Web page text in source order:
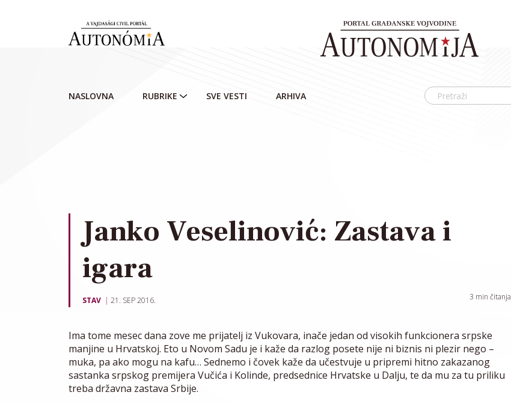
NASLOVNA RUBRIKE SVE VESTI ARHIVA
Janko Veselinović: Zastava i
igara
STAV 21. SEP 2016. 3 min čitanja
Ima tome mesec dana zove me prijatelj iz Vukovara, inače jedan od visokih funkcionera srpske
manjine u Hrvatskoj. Eto u Novom Sadu je i kaže da razlog posete nije ni biznis ni plezir nego –
muka, pa ako mogu na kafu… Sednemo i čovek kaže da učestvuje u pripremi hitno zakazanog
sastanka srpskog premijera Vučića i Kolinde, predsednice Hrvatske u Dalju, te da mu za tu priliku
treba državna zastava Srbije.